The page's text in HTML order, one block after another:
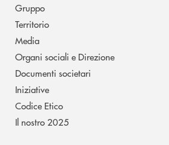
Gruppo
Territorio
Media
Organi sociali e Direzione
Documenti societari
Iniziative
Codice Etico
Il nostro 2025